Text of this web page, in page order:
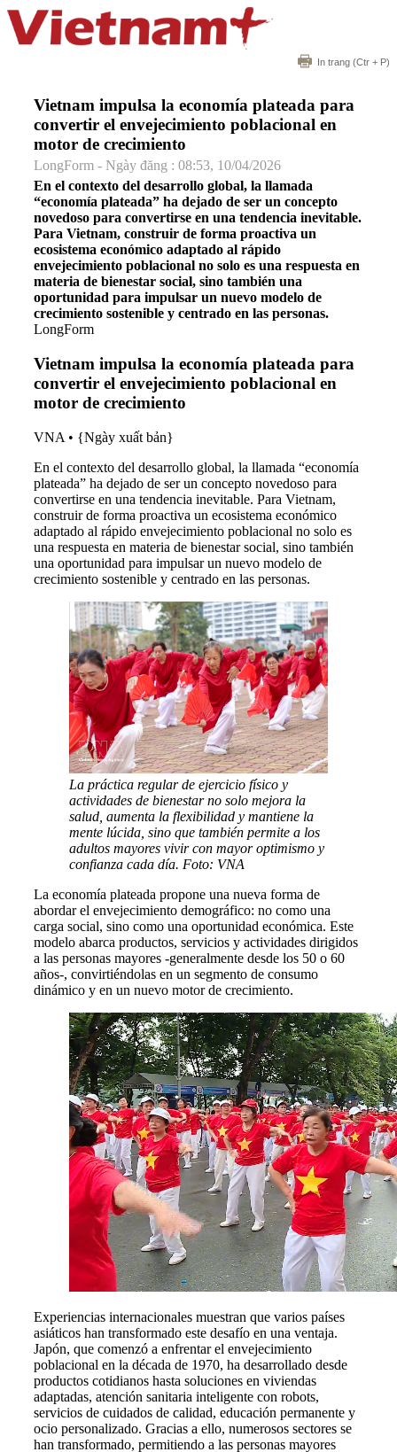
In trang (Ctr + P)
Vietnam impulsa la economía plateada para
convertir el envejecimiento poblacional en
motor de crecimiento
LongForm - Ngày đăng : 08:53, 10/04/2026
En el contexto del desarrollo global, la llamada
“economía plateada” ha dejado de ser un concepto
novedoso para convertirse en una tendencia inevitable.
Para Vietnam, construir de forma proactiva un
ecosistema económico adaptado al rápido
envejecimiento poblacional no solo es una respuesta en
materia de bienestar social, sino también una
oportunidad para impulsar un nuevo modelo de
crecimiento sostenible y centrado en las personas.
LongForm
Vietnam impulsa la economía plateada para
convertir el envejecimiento poblacional en
motor de crecimiento
VNA • {Ngày xuất bản}
En el contexto del desarrollo global, la llamada “economía
plateada” ha dejado de ser un concepto novedoso para
convertirse en una tendencia inevitable. Para Vietnam,
construir de forma proactiva un ecosistema económico
adaptado al rápido envejecimiento poblacional no solo es
una respuesta en materia de bienestar social, sino también
una oportunidad para impulsar un nuevo modelo de
crecimiento sostenible y centrado en las personas.
La práctica regular de ejercicio físico y
actividades de bienestar no solo mejora la
salud, aumenta la flexibilidad y mantiene la
mente lúcida, sino que también permite a los
adultos mayores vivir con mayor optimismo y
confianza cada día. Foto: VNA
La economía plateada propone una nueva forma de
abordar el envejecimiento demográfico: no como una
carga social, sino como una oportunidad económica. Este
modelo abarca productos, servicios y actividades dirigidos
a las personas mayores -generalmente desde los 50 o 60
años-, convirtiéndolas en un segmento de consumo
dinámico y en un nuevo motor de crecimiento.
Experiencias internacionales muestran que varios países
asiáticos han transformado este desafío en una ventaja.
Japón, que comenzó a enfrentar el envejecimiento
poblacional en la década de 1970, ha desarrollado desde
productos cotidianos hasta soluciones en viviendas
adaptadas, atención sanitaria inteligente con robots,
servicios de cuidados de calidad, educación permanente y
ocio personalizado. Gracias a ello, numerosos sectores se
han transformado, permitiendo a las personas mayores